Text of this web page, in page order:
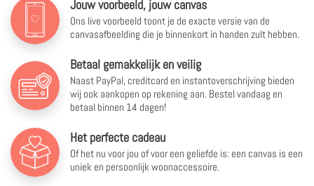
Jouw voorbeeld, jouw canvas
Ons live voorbeeld toont je de exacte versie van de
canvasafbeelding die je binnenkort in handen zult hebben.
Betaal gemakkelijk en veilig
Naast PayPal, creditcard en instantoverschrijving bieden
wij ook aankopen op rekening aan. Bestel vandaag en
betaal binnen 14 dagen!
Het perfecte cadeau
Of het nu voor jou of voor een geliefde is: een canvas is een
uniek en persoonlijk woonaccessoire.